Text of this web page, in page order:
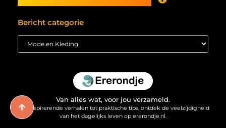
Bericht categorie
Van alles wat, voor jou verzameld.
Van inspirerende verhalen tot praktische tips, ontdek de veelzijdigheid
van het dagelijks leven op ererondje.nl.